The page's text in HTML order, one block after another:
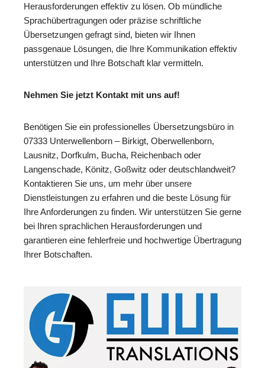
Herausforderungen effektiv zu lösen. Ob mündliche
Sprachübertragungen oder präzise schriftliche
Übersetzungen gefragt sind, bieten wir Ihnen
passgenaue Lösungen, die Ihre Kommunikation effektiv
unterstützen und Ihre Botschaft klar vermitteln.
Nehmen Sie jetzt Kontakt mit uns auf!
Benötigen Sie ein professionelles Übersetzungsbüro in
07333 Unterwellenborn – Birkigt, Oberwellenborn,
Lausnitz, Dorfkulm, Bucha, Reichenbach oder
Langenschade, Könitz, Goßwitz oder deutschlandweit?
Kontaktieren Sie uns, um mehr über unsere
Dienstleistungen zu erfahren und die beste Lösung für
Ihre Anforderungen zu finden. Wir unterstützen Sie gerne
bei Ihren sprachlichen Herausforderungen und
garantieren eine fehlerfreie und hochwertige Übertragung
Ihrer Botschaften.